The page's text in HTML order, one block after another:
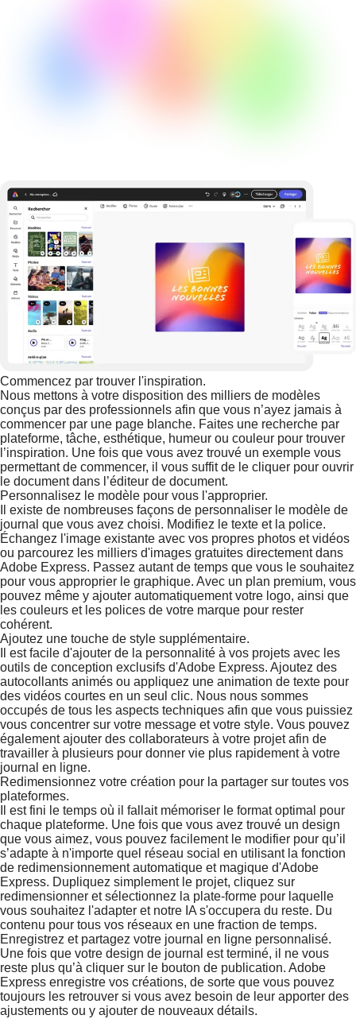
Commencez par trouver l'inspiration.
Nous mettons à votre disposition des milliers de modèles
conçus par des professionnels afin que vous n’ayez jamais à
commencer par une page blanche. Faites une recherche par
plateforme, tâche, esthétique, humeur ou couleur pour trouver
l’inspiration. Une fois que vous avez trouvé un exemple vous
permettant de commencer, il vous suffit de le cliquer pour ouvrir
le document dans l’éditeur de document.
Personnalisez le modèle pour vous l'approprier.
Il existe de nombreuses façons de personnaliser le modèle de
journal que vous avez choisi. Modifiez le texte et la police.
Échangez l'image existante avec vos propres photos et vidéos
ou parcourez les milliers d'images gratuites directement dans
Adobe Express. Passez autant de temps que vous le souhaitez
pour vous approprier le graphique. Avec un plan premium, vous
pouvez même y ajouter automatiquement votre logo, ainsi que
les couleurs et les polices de votre marque pour rester
cohérent.
Ajoutez une touche de style supplémentaire.
Il est facile d'ajouter de la personnalité à vos projets avec les
outils de conception exclusifs d'Adobe Express. Ajoutez des
autocollants animés ou appliquez une animation de texte pour
des vidéos courtes en un seul clic. Nous nous sommes
occupés de tous les aspects techniques afin que vous puissiez
vous concentrer sur votre message et votre style. Vous pouvez
également ajouter des collaborateurs à votre projet afin de
travailler à plusieurs pour donner vie plus rapidement à votre
journal en ligne.
Redimensionnez votre création pour la partager sur toutes vos
plateformes.
Il est fini le temps où il fallait mémoriser le format optimal pour
chaque plateforme. Une fois que vous avez trouvé un design
que vous aimez, vous pouvez facilement le modifier pour qu’il
s’adapte à n'importe quel réseau social en utilisant la fonction
de redimensionnement automatique et magique d'Adobe
Express. Dupliquez simplement le projet, cliquez sur
redimensionner et sélectionnez la plate-forme pour laquelle
vous souhaitez l'adapter et notre IA s'occupera du reste. Du
contenu pour tous vos réseaux en une fraction de temps.
Enregistrez et partagez votre journal en ligne personnalisé.
Une fois que votre design de journal est terminé, il ne vous
reste plus qu’à cliquer sur le bouton de publication. Adobe
Express enregistre vos créations, de sorte que vous pouvez
toujours les retrouver si vous avez besoin de leur apporter des
ajustements ou y ajouter de nouveaux détails.